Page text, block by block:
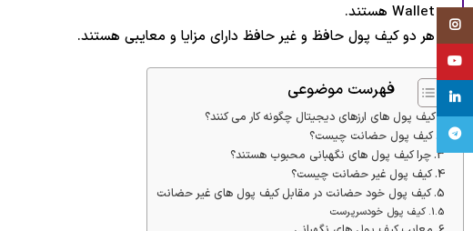
Wallet هستند.
هر دو کیف پول حافظ و غیر حافظ دارای مزایا و معایبی هستند.
فهرست موضوعی
کیف پول های ارزهای دیجیتال چگونه کار می کنند؟
کیف پول حضانت چیست؟
چرا کیف پول های نگهبانی محبوب هستند؟
کیف پول غیر حضانت چیست؟
کیف پول خود حضانت در مقابل کیف پول های غیر حضانت
کیف پول خودسرپرست
Instagram
linkedin
تلگرام